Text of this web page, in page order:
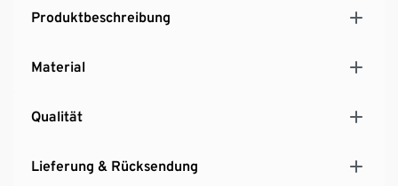
Produktbeschreibung
Material
Qualität
Lieferung & Rücksendung